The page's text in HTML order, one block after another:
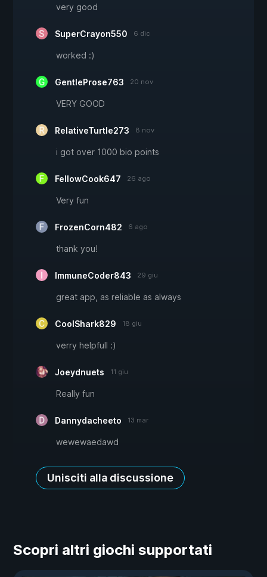
very good
SuperCrayon550 6 dic
worked :)
GentleProse763 20 nov
VERY GOOD
RelativeTurtle273 8 nov
i got over 1000 bio points
FellowCook647 26 ago
Very fun
FrozenCorn482 6 ago
thank you!
ImmuneCoder843 29 giu
great app, as reliable as always
CoolShark829 18 giu
verry helpfull :)
Joeydnuets 11 giu
Really fun
Dannydacheeto 13 mar
wewewaedawd
Unisciti alla discussione
Scopri altri giochi supportati